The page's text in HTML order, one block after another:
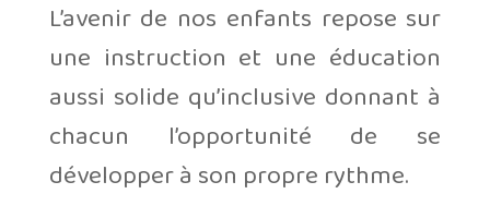
L’avenir de nos enfants repose sur
une instruction et une éducation
aussi solide qu’inclusive donnant à
chacun l’opportunité de se
développer à son propre rythme.